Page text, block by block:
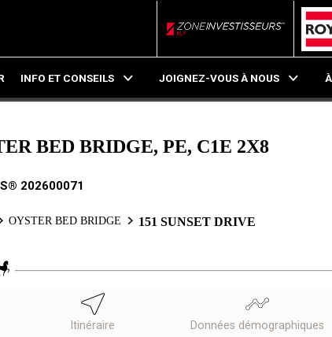
ZoneInvestisseurs RLP
INFO ET CONSEILS JOIGNEZ-VOUS À NOUS
BED BRIDGE, PE, C1E 2X8
202600071
OYSTER BED BRIDGE 151 SUNSET DRIVE
Itinéraire Données démographiques